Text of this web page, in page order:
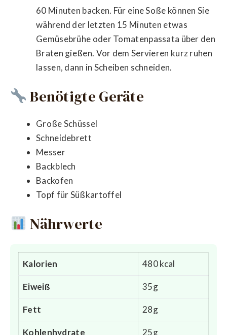
60 Minuten backen. Für eine Soße können Sie
während der letzten 15 Minuten etwas
Gemüsebrühe oder Tomatenpassata über den
Braten gießen. Vor dem Servieren kurz ruhen
lassen, dann in Scheiben schneiden.
Benötigte Geräte
Große Schüssel
Schneidebrett
Messer
Backblech
Backofen
Topf für Süßkartoffel
Nährwerte
Kalorien 480 kcal
Eiweiß 35g
Fett 28g
Kohlenhydrate 25g